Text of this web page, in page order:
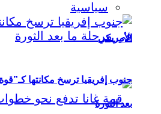
الأمريكي
سياسية
جنوب إفريقيا ترسخ مكانتها
بعد الثورة